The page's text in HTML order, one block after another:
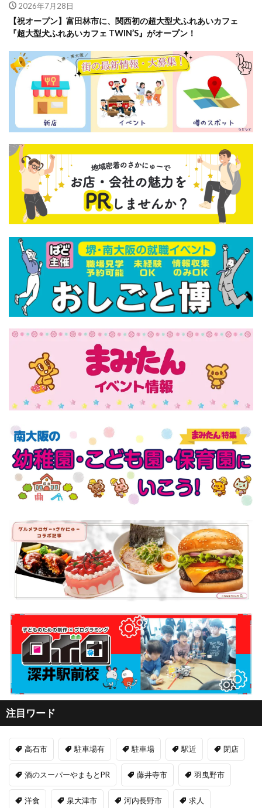
2026年7月28日
【祝オープン】富田林市に、関西初の超大型犬ふれあいカフェ
『超大型犬ふれあいカフェ TWIN’S』がオープン！
注目ワード
高石市 駐車場有 駐車場 駅近 閉店
酒のスーパーやまもとPR 藤井寺市 羽曳野市
洋食 泉大津市 河内長野市 求人